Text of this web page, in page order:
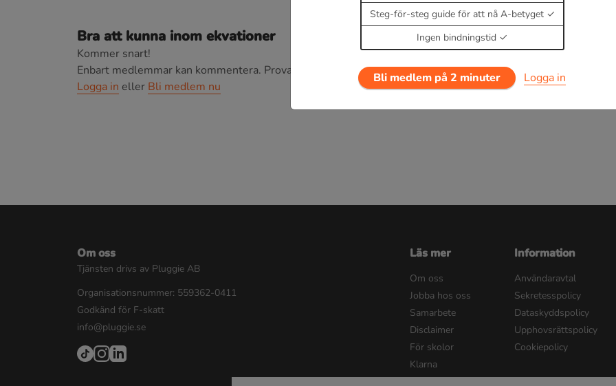
Bra att kunna inom ekvationer
Kommer snart!
Enbart medlemmar kan kommentera. Prova i 30 dagar för 19 kr.
Logga in eller Bli medlem nu
Steg-för-steg guide för att nå A-betyget
Ingen bindningstid
Bli medlem på 2 minuter Logga in
Om oss
Tjänsten drivs av Pluggie AB
Organisationsnummer: 559362-0411
Godkänd för F-skatt
info@pluggie.se
Läs mer
Om oss
Jobba hos oss
Samarbete
Disclaimer
För skolor
Klarna
Information
Användaravtal
Sekretesspolicy
Dataskyddspolicy
Upphovsrättspolicy
Cookiepolicy